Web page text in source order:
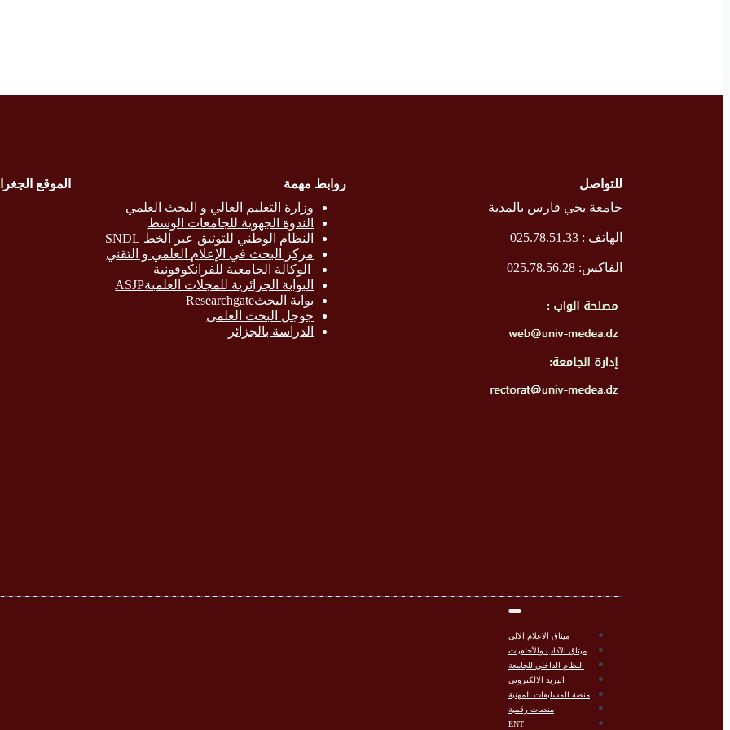
للتواصل
جامعة يحي فارس بالمدية
الهاتف : 025.78.51.33
الفاكس: 025.78.56.28
روابط مهمة
وزارة التعليم العالي و البحث العلمي
الندوة الجهوية للجامعات الوسط
النظام الوطني للتوثيق عبر الخط
مركز البحث في الإعلام العلمي و التقني
الوكالة الجامعية للفرانكوفونية
البوابة الجزائرية للمجلات العلميةASJP
بوابة البحثResearchgate
جوجل البحث العلمى
الدراسة بالجزائر
الموقع
ميثاق الاعلام الالي
ميثاق الآداب والأخلقيات
النظام الداخلي للجامعة
البريد الالكتروني
منصة المسابقات المهنية
منصات رقمية
ENT